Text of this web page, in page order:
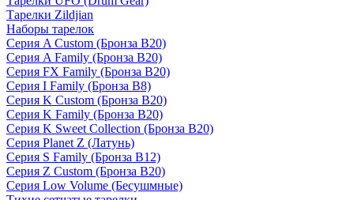
Тарелки Zildjian
Наборы тарелок
Серия A Custom (Бронза B20)
Серия A Family (Бронза B20)
Серия FX Family (Бронза B20)
Серия I Family (Бронза B8)
Серия K Custom (Бронза B20)
Серия K Family (Бронза B20)
Серия K Sweet Collection (Бронза B20)
Серия Planet Z (Латунь)
Серия S Family (Бронза B12)
Серия Z Custom (Бронза B20)
Серия Low Volume (Бесушмные)